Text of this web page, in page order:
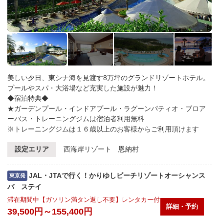
美しい夕日、東シナ海を見渡す8万坪のグランドリゾートホテル。
プールやスパ・大浴場など充実した施設が魅力！
◆宿泊特典◆
★ガーデンプール・インドアプール・ラグーンパティオ・ブロア
ーバス・トレーニングジムは宿泊者利用無料
※トレーニングジムは１６歳以上のお客様からご利用頂けます
設定エリア 西海岸リゾート 恩納村
東京発 JAL・JTAで行く！かりゆしビーチリゾートオーシャンス
パ ステイ
滞在期間中【ガソリン満タン返し不要】レンタカー付
39,500円～155,400円
詳細・予約